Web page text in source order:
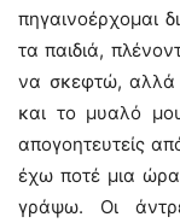
πηγαινοέρχομαι
τα παιδιά,
να σκεφτώ, αλλά
και το μυαλό
απογοητευτείς
έχω ποτέ μια
γράψω. Οι